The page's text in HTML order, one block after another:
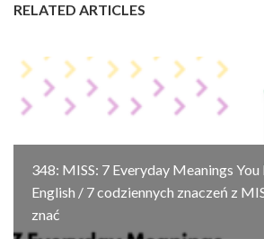
RELATED ARTICLES
348: MISS: 7 Everyday Meanings You
English / 7 codziennych znaczeń z
znać